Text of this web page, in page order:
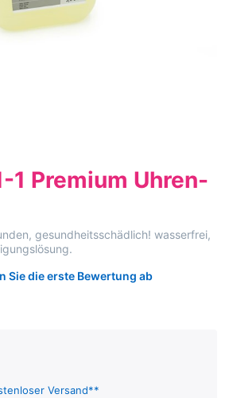
1 Premium Uhren-
gesundheitsschädlich! wasserfrei,
Sie die erste Bewertung ab
Versand**